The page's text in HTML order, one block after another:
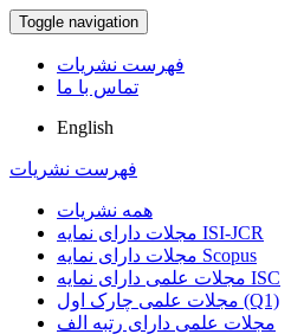
Toggle navigation
فهرست نشریات
تماس با ما
English
فهرست نشریات
همه نشریات
مجلات دارای نمایه ISI-JCR
مجلات دارای نمایه Scopus
مجلات علمی دارای نمایه ISC
مجلات علمی چارک اول (Q1)
مجلات علمی دارای رتبه الف